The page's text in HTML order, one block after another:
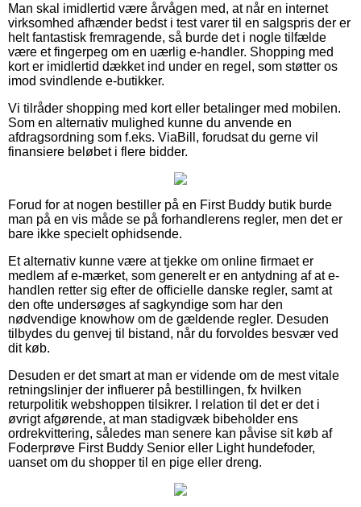
Man skal imidlertid være årvågen med, at når en internet
virksomhed afhænder bedst i test varer til en salgspris der er
helt fantastisk fremragende, så burde det i nogle tilfælde
være et fingerpeg om en uærlig e-handler. Shopping med
kort er imidlertid dækket ind under en regel, som støtter os
imod svindlende e-butikker.
Vi tilråder shopping med kort eller betalinger med mobilen.
Som en alternativ mulighed kunne du anvende en
afdragsordning som f.eks. ViaBill, forudsat du gerne vil
finansiere beløbet i flere bidder.
Forud for at nogen bestiller på en First Buddy butik burde
man på en vis måde se på forhandlerens regler, men det er
bare ikke specielt ophidsende.
Et alternativ kunne være at tjekke om online firmaet er
medlem af e-mærket, som generelt er en antydning af at e-
handlen retter sig efter de officielle danske regler, samt at
den ofte undersøges af sagkyndige som har den
nødvendige knowhow om de gældende regler. Desuden
tilbydes du genvej til bistand, når du forvoldes besvær ved
dit køb.
Desuden er det smart at man er vidende om de mest vitale
retningslinjer der influerer på bestillingen, fx hvilken
returpolitik webshoppen tilsikrer. I relation til det er det i
øvrigt afgørende, at man stadigvæk bibeholder ens
ordrekvittering, således man senere kan påvise sit køb af
Foderprøve First Buddy Senior eller Light hundefoder,
uanset om du shopper til en pige eller dreng.